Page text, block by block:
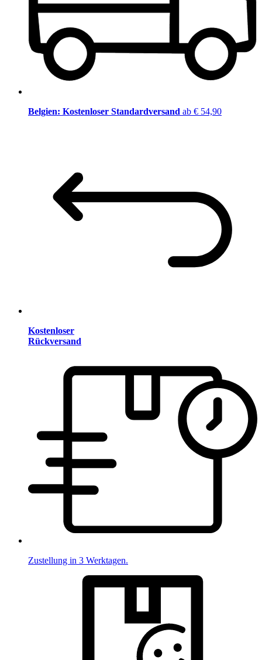
Belgien: Kostenloser Standardversand ab € 54,90
Kostenloser
Rückversand
Zustellung in 3 Werktagen.